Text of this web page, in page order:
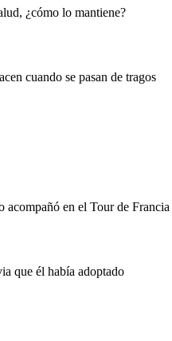
¿cómo lo mantiene?
cuando se pasan de tragos
acompañó en el Tour de Francia
que él había adoptado